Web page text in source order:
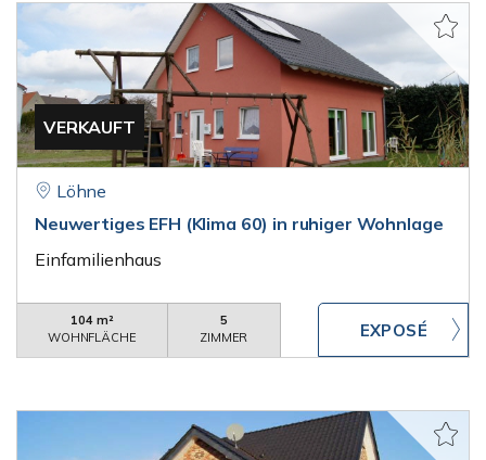
VERKAUFT
Löhne
Neuwertiges EFH (Klima 60) in ruhiger Wohnlage
Einfamilienhaus
104 m²
WOHNFLÄCHE
5
ZIMMER